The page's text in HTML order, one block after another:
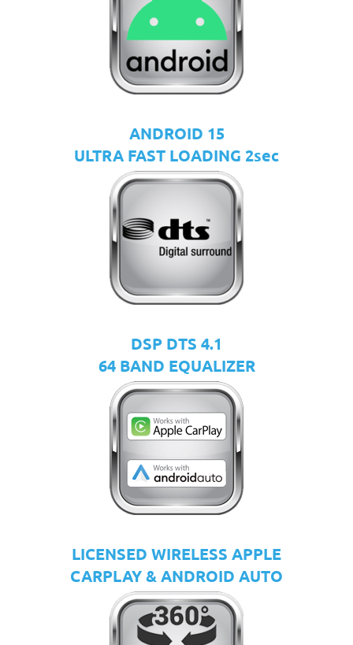
ANDROID 15
ULTRA FAST LOADING 2sec
DSP DTS 4.1
64 BAND EQUALIZER
LICENSED WIRELESS APPLE
CARPLAY & ANDROID AUTO